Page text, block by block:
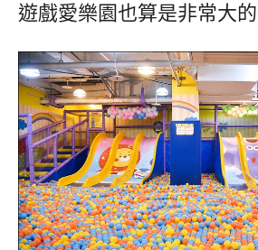
遊戲愛樂園也算是非常大的